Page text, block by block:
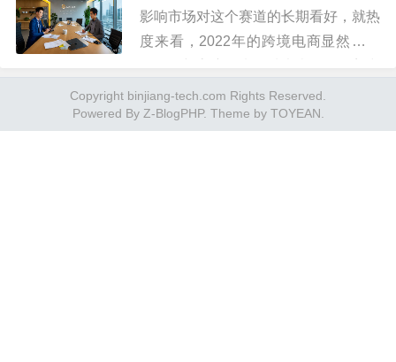
影响市场对这个赛道的长期看好，就热
度来看，2022年的跨境电商显然火到
国下沉市场起家的打法，并不一定适用
于美国市场。张周平表示，20...
Copyright binjiang-tech.com Rights Reserved.
Powered By Z-BlogPHP. Theme by TOYEAN